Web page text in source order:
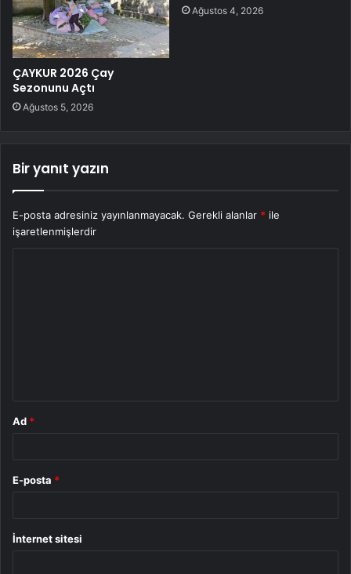
ÇAYKUR 2026 Çay
Sezonunu Açtı
Ağustos 5, 2026
Ağustos 4, 2026
Bir yanıt yazın
E-posta adresiniz yayınlanmayacak. Gerekli alanlar * ile
işaretlenmişlerdir
Ad *
E-posta *
İnternet sitesi